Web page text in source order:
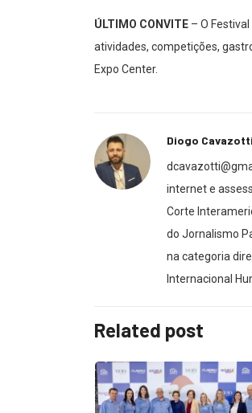
ÚLTIMO CONVITE – O
atividades, competições,
Expo Center.
Diogo
internet e
Corte
do Jornalismo
na categoria
Internacional
Related post